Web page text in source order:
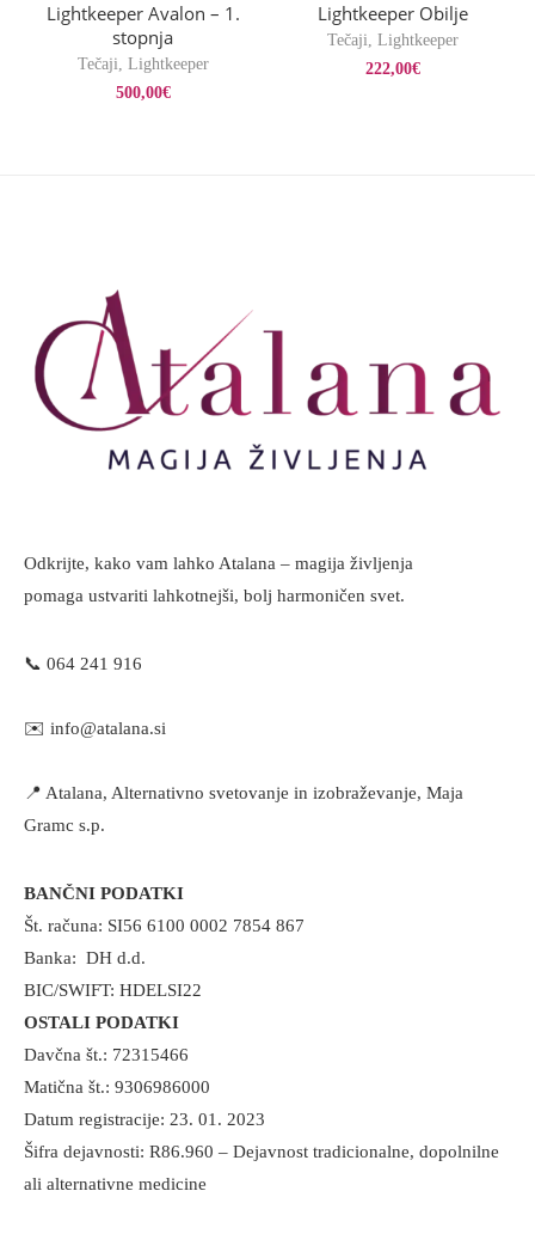
Lightkeeper Avalon – 1.
stopnja
Tečaji, Lightkeeper
500,00€
Lightkeeper Obilje
Tečaji, Lightkeeper
222,00€
Odkrijte, kako vam lahko Atalana – magija življenja
pomaga ustvariti lahkotnejši, bolj harmoničen svet.
📞 064 241 916
✉️ info@atalana.si
📍 Atalana, Alternativno svetovanje in izobraževanje, Maja
Gramc s.p.
BANČNI PODATKI
Št. računa: SI56 6100 0002 7854 867
Banka: DH d.d.
BIC/SWIFT: HDELSI22
OSTALI PODATKI
Davčna št.: 72315466
Matična št.: 9306986000
Datum registracije: 23. 01. 2023
Šifra dejavnosti: R86.960 – Dejavnost tradicionalne, dopolnilne
ali alternativne medicine